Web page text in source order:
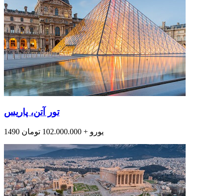
تور آتن، پاریس
1490 یورو + 102.000.000 تومان